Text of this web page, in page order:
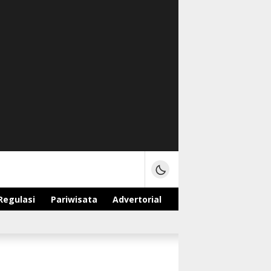
Pariwisata
Advertorial